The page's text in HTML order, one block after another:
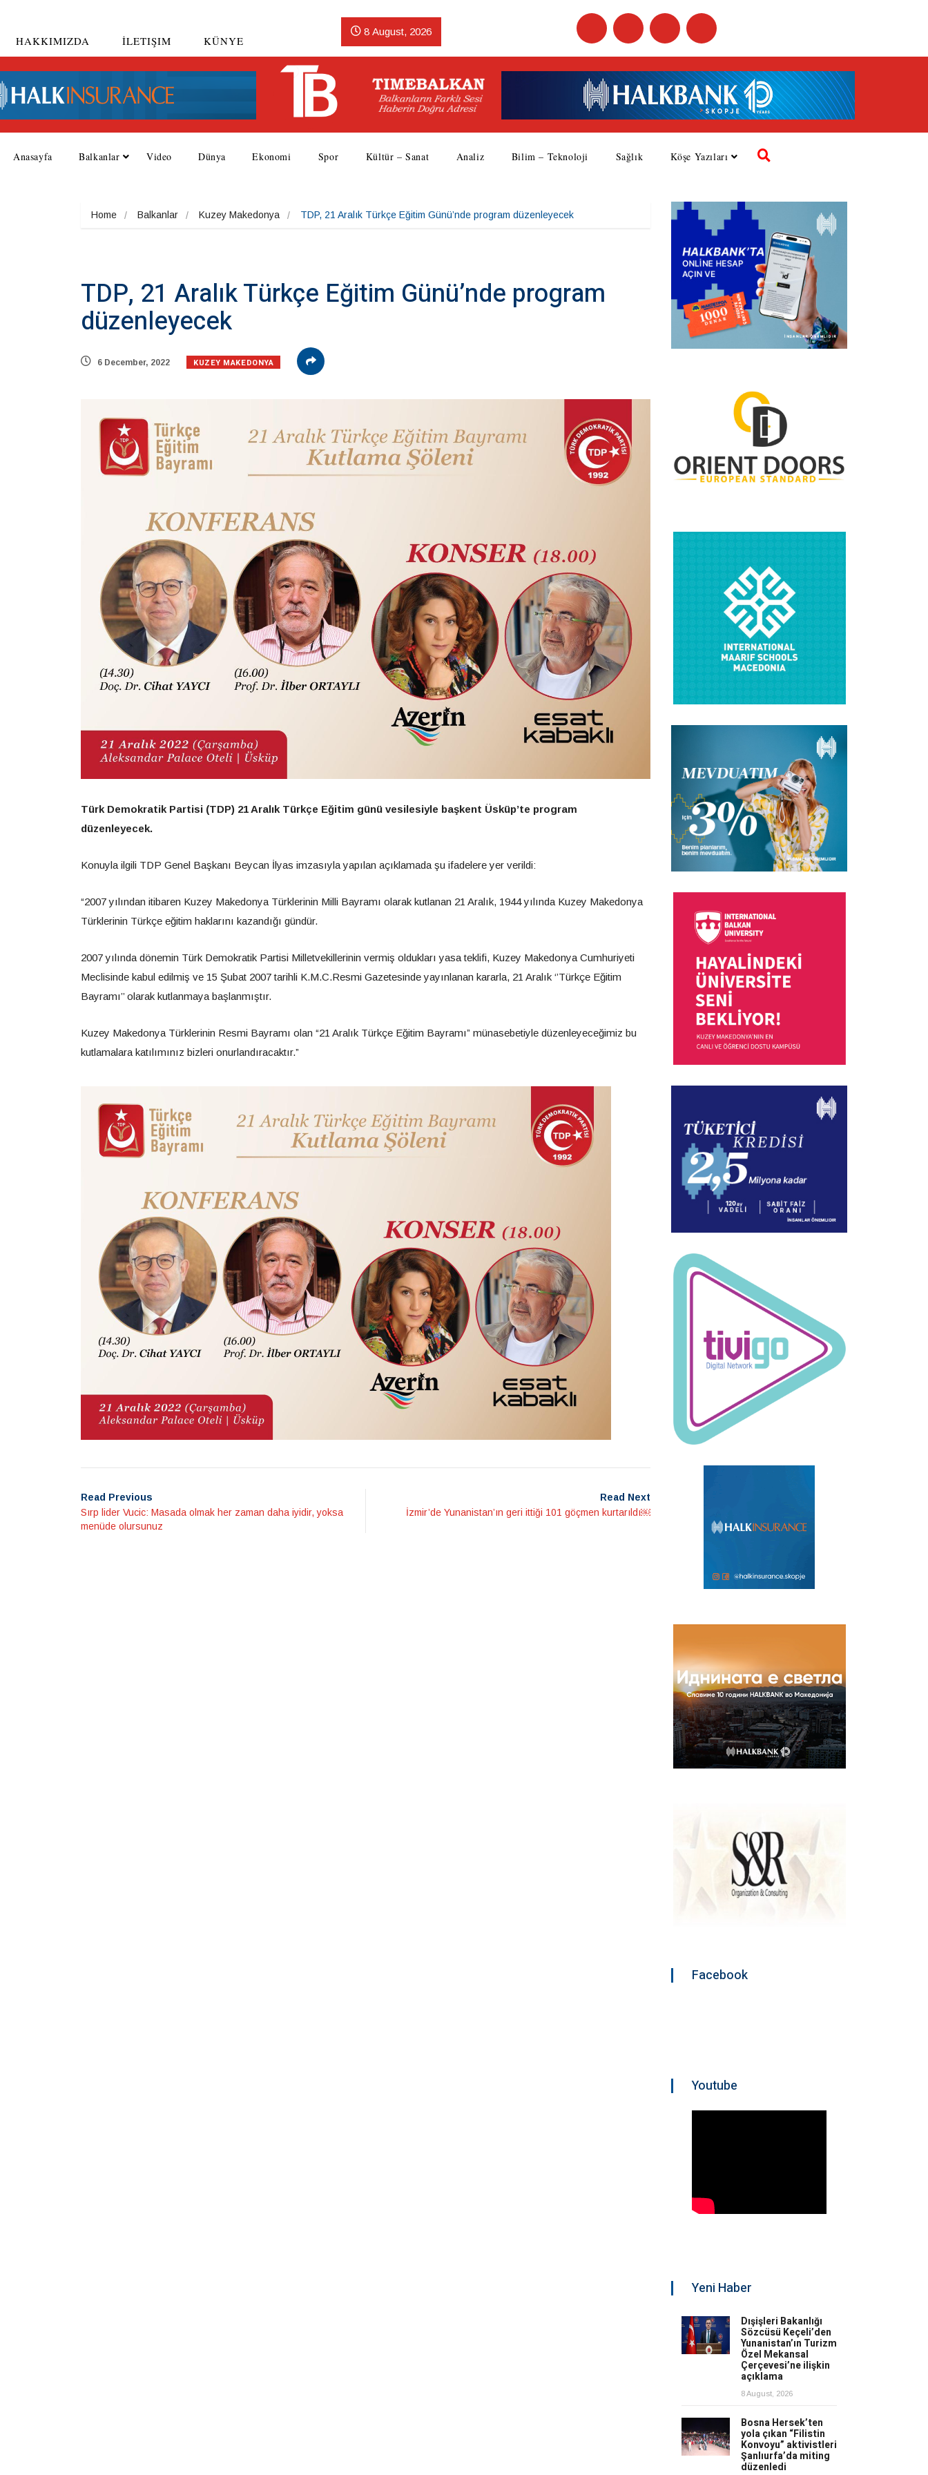
HAKKIMIZDA İLETIŞIM KÜNYE
8 August, 2026
Anasayfa Balkanlar Video Dünya Ekonomi Spor Kültür – Sanat Analiz Bilim – Teknoloji Sağlık Köşe Yazıları
Home Balkanlar Kuzey Makedonya TDP, 21 Aralık Türkçe Eğitim Günü’nde program düzenleyecek
TDP, 21 Aralık Türkçe Eğitim Günü’nde program
düzenleyecek
6 December, 2022 KUZEY MAKEDONYA
Türk Demokratik Partisi (TDP) 21 Aralık Türkçe Eğitim günü vesilesiyle başkent Üsküp’te program
düzenleyecek.
Konuyla ilgili TDP Genel Başkanı Beycan İlyas imzasıyla yapılan açıklamada şu ifadelere yer verildi:
“2007 yılından itibaren Kuzey Makedonya Türklerinin Milli Bayramı olarak kutlanan 21 Aralık, 1944 yılında Kuzey Makedonya
Türklerinin Türkçe eğitim haklarını kazandığı gündür.
2007 yılında dönemin Türk Demokratik Partisi Milletvekillerinin vermiş oldukları yasa teklifi, Kuzey Makedonya Cumhuriyeti
Meclisinde kabul edilmiş ve 15 Şubat 2007 tarihli K.M.C.Resmi Gazetesinde yayınlanan kararla, 21 Aralık ‘’Türkçe Eğitim
Bayramı’’ olarak kutlanmaya başlanmıştır.
Kuzey Makedonya Türklerinin Resmi Bayramı olan “21 Aralık Türkçe Eğitim Bayramı” münasebetiyle düzenleyeceğimiz bu
kutlamalara katılımınız bizleri onurlandıracaktır.”
Read Previous
Sırp lider Vucic: Masada olmak her zaman daha iyidir, yoksa
menüde olursunuz
Read Next
İzmir’de Yunanistan’ın geri ittiği 101 göçmen kurtarıldı￼
Facebook
Youtube
Yeni Haber
Dışişleri Bakanlığı
Sözcüsü Keçeli’den
Yunanistan’ın Turizm
Özel Mekansal
Çerçevesi’ne ilişkin
açıklama
8 August, 2026
Bosna Hersek’ten
yola çıkan “Filistin
Konvoyu” aktivistleri
Şanlıurfa’da miting
düzenledi